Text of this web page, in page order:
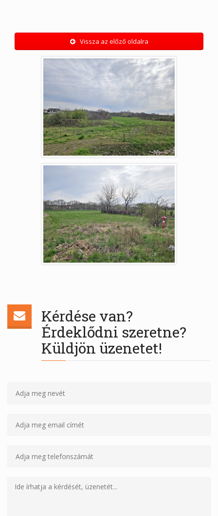
Vissza az előző oldalra
Kérdése van?
Érdeklődni szeretne?
Küldjön üzenetet!